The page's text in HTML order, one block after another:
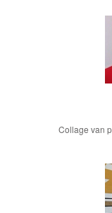
Collage van